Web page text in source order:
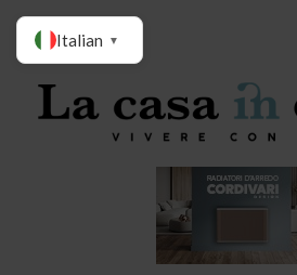
Italian ▼